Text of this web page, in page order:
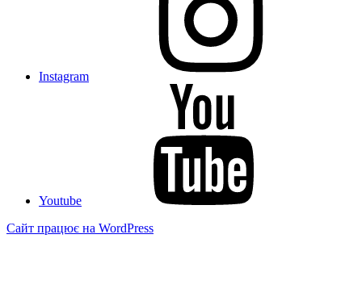
Instagram
Youtube
Сайт працює на WordPress